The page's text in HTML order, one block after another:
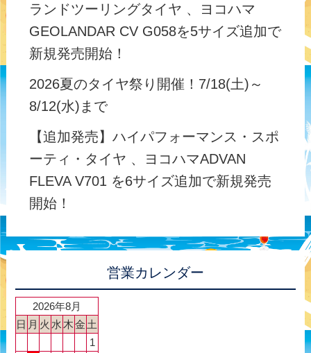
ランドツーリングタイヤ 、ヨコハマ
GEOLANDAR CV G058を5サイズ追加で
新規発売開始！
2026夏のタイヤ祭り開催！7/18(土)～
8/12(水)まで
【追加発売】ハイパフォーマンス・スポ
ーティ・タイヤ 、ヨコハマADVAN
FLEVA V701 を6サイズ追加で新規発売
開始！
営業カレンダー
2026年8月
日 月 火 水 木金 土
1